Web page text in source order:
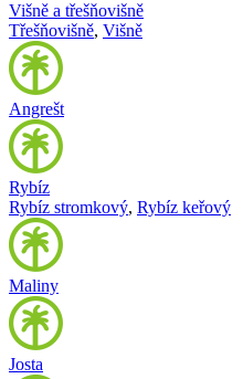
Višně a třešňovišně
Třešňovišně, Višně
Angrešt
Rybíz
Rybíz stromkový, Rybíz keřový
Maliny
Josta